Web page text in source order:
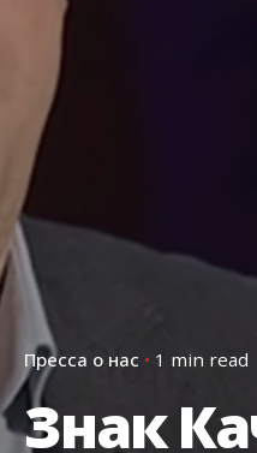
Пресса о нас 1 min read
Знак